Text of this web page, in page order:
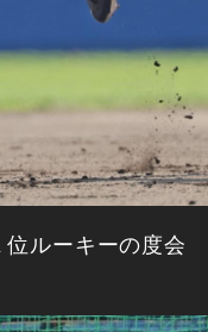
ルーキーの度会